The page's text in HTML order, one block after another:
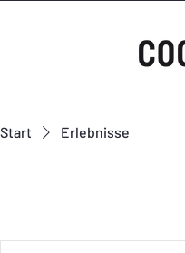
Start Erlebnisse